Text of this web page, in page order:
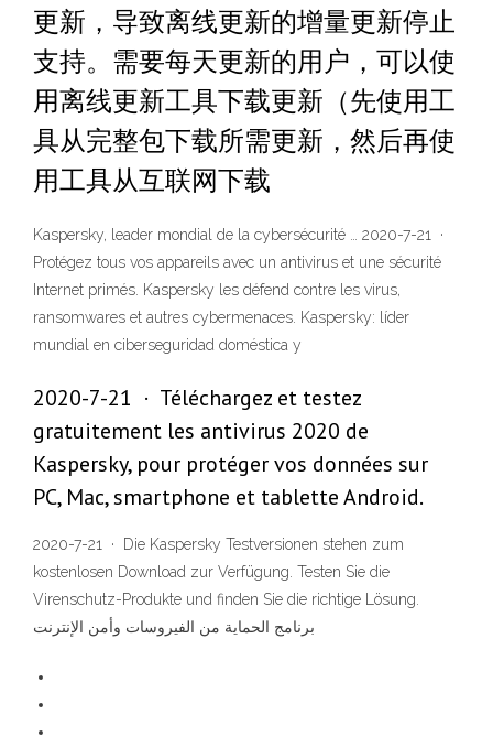
更新，导致离线更新的增量更新停止
支持。需要每天更新的用户，可以使
用离线更新工具下载更新（先使用工
具从完整包下载所需更新，然后再使
用工具从互联网下载
Kaspersky, leader mondial de la cybersécurité … 2020-7-21 ·
Protégez tous vos appareils avec un antivirus et une sécurité
Internet primés. Kaspersky les défend contre les virus,
ransomwares et autres cybermenaces. Kaspersky: líder
mundial en ciberseguridad doméstica y
2020-7-21 · Téléchargez et testez
gratuitement les antivirus 2020 de
Kaspersky, pour protéger vos données sur
PC, Mac, smartphone et tablette Android.
2020-7-21 · Die Kaspersky Testversionen stehen zum
kostenlosen Download zur Verfügung. Testen Sie die
Virenschutz-Produkte und finden Sie die richtige Lösung.
برنامج الحماية من الفيروسات وأمن الإنترنت